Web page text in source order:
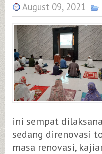
August 09, 2021
ini sempat
sedang direnovasi
masa renovasi,